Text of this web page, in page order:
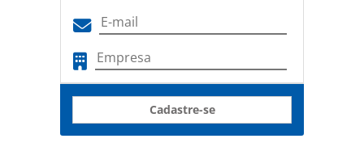
Cadastre-se